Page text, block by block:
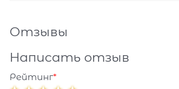
Отзывы
Написать отзыв
Рейтинг